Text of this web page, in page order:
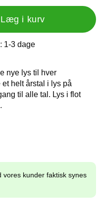
Læg i kurv
På lager
1-3 dage
nye lys til hver
helt årstal i lys på
til alle tal. Lys i flot
kunder faktisk synes